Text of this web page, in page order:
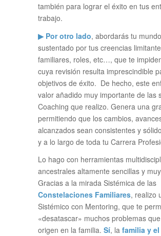
también para lograr el éxito en tus
trabajo.
▶ Por otro lado, abordarás tu mundo
sustentado por tus creencias
familiares, roles, etc…, que te
cuya revisión resulta imprescindible
objetivos de éxito. De hecho, este
valor añadido muy importante de las
Coaching que realizo. Genera una
permitiendo que los cambios,
alcanzados sean consistentes y
y a lo largo de toda tu Carrera
Lo hago con herramientas
ancestrales altamente sencillas y
Gracias a la mirada Sistémica de las
Constelaciones Familiares, realizo
Sistémico con Mentoring, que te
«desatascar» muchos problemas
origen en la familia. Sí, la familia y